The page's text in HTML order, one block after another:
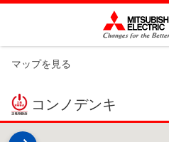
マップを見る
コンノデンキ